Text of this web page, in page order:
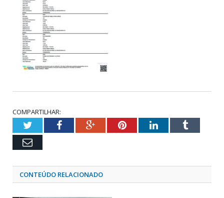
COMPARTILHAR:
TwitterFacebookGoogle+PinterestLinkedInTumblr
Email
CONTEÚDO RELACIONADO